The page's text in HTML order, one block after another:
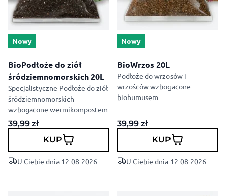
Nowy
BioPodłoże do ziół
śródziemnomorskich 20L
Specjalistyczne Podłoże do ziół
śródziemnomorskich
wzbogacone wermikompostem
39,99 zł
KUP
U Ciebie dnia 12-08-2026
Nowy
BioWrzos 20L
Podłoże do wrzosów i
wrzośców wzbogacone
biohumusem
39,99 zł
KUP
U Ciebie dnia 12-08-2026